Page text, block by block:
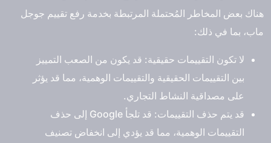
هناك بعض المخاطر المُحتملة المرتبطة بخدمة رفع تقييم جوجل
ماب، بما في ذلك:
لا تكون التقييمات حقيقية: قد يكون من الصعب التمييز
بين التقييمات الحقيقية والتقييمات الوهمية، مما قد يؤثر
على مصداقية النشاط التجاري.
قد يتم حذف التقييمات: قد تلجأ Google إلى حذف
التقييمات الوهمية، مما قد يؤدي إلى انخفاض تصنيف